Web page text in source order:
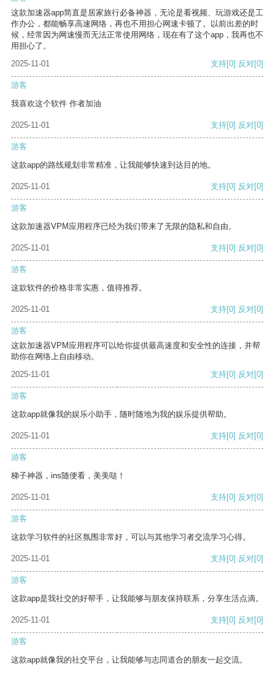
这款加速器app简直是居家旅行必备神器，无论是看视频、玩游戏还是工
作办公，都能畅享高速网络，再也不用担心网速卡顿了。以前出差的时
候，经常因为网速慢而无法正常使用网络，现在有了这个app，我再也不
用担心了。
2025-11-01
支持[0] 反对[0]
游客
我喜欢这个软件 作者加油
2025-11-01 支持[0] 反对[0]
游客
这款app的路线规划非常精准，让我能够快速到达目的地。
2025-11-01 支持[0] 反对[0]
游客
这款加速器VPM应用程序已经为我们带来了无限的隐私和自由。
2025-11-01 支持[0] 反对[0]
游客
这款软件的价格非常实惠，值得推荐。
2025-11-01 支持[0] 反对[0]
游客
这款加速器VPM应用程序可以给你提供最高速度和安全性的连接，并帮
助你在网络上自由移动。
2025-11-01
支持[0] 反对[0]
游客
这款app就像我的娱乐小助手，随时随地为我的娱乐提供帮助。
2025-11-01 支持[0] 反对[0]
游客
梯子神器，ins随便看，美美哒！
2025-11-01 支持[0] 反对[0]
游客
这款学习软件的社区氛围非常好，可以与其他学习者交流学习心得。
2025-11-01 支持[0] 反对[0]
游客
这款app是我社交的好帮手，让我能够与朋友保持联系，分享生活点滴。
2025-11-01 支持[0] 反对[0]
游客
这款app就像我的社交平台，让我能够与志同道合的朋友一起交流。